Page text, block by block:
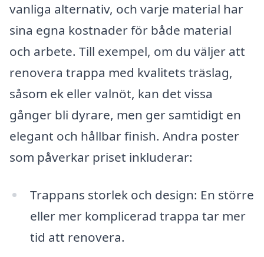
vanliga alternativ, och varje material har
sina egna kostnader för både material
och arbete. Till exempel, om du väljer att
renovera trappa med kvalitets träslag,
såsom ek eller valnöt, kan det vissa
gånger bli dyrare, men ger samtidigt en
elegant och hållbar finish. Andra poster
som påverkar priset inkluderar:
Trappans storlek och design: En större
eller mer komplicerad trappa tar mer
tid att renovera.